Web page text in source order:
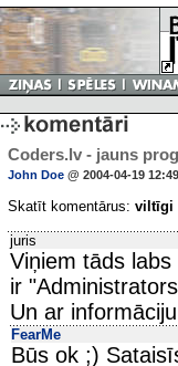
Coders.lv - jauns
John Doe @ 2004-04-19 12:49
Skatīt komentārus: viltīgi
juris
Viņiem tāds
ir
Un ar
FearMe
Būs ok ;)